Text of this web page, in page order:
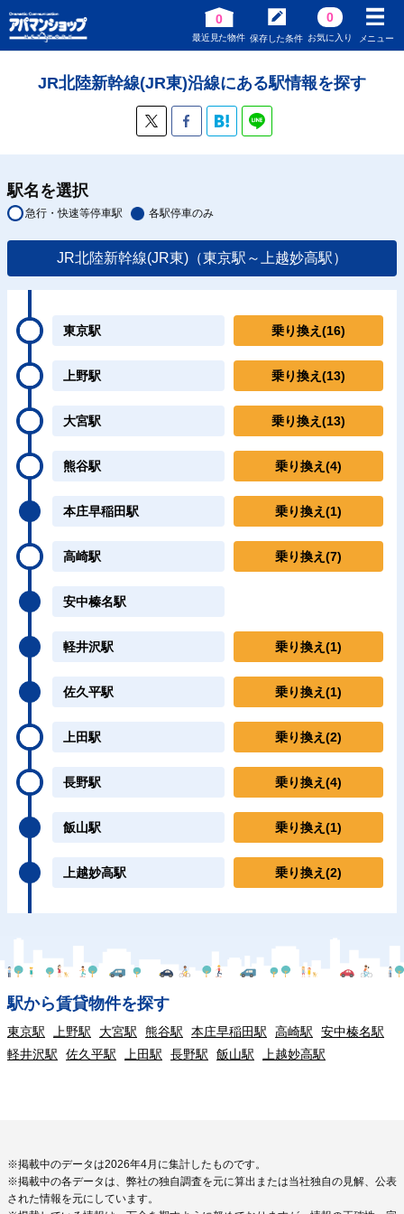
0
最近見た物件 保存した条件
0
お気に入り メニュー
JR北陸新幹線(JR東)沿線にある駅情報を探す
駅名を選択
急行・快速等停車駅 各駅停車のみ
JR北陸新幹線(JR東)（東京駅～上越妙高駅）
東京駅 乗り換え (16)
上野駅 乗り換え (13)
大宮駅 乗り換え (13)
熊谷駅 乗り換え (4)
本庄早稲田駅 乗り換え (1)
高崎駅 乗り換え (7)
安中榛名駅
軽井沢駅 乗り換え (1)
佐久平駅 乗り換え (1)
上田駅 乗り換え (2)
長野駅 乗り換え (4)
飯山駅 乗り換え (1)
上越妙高駅 乗り換え (2)
駅から賃貸物件を探す
東京駅 上野駅 大宮駅 熊谷駅 本庄早稲田駅 高崎駅
安中榛名駅
軽井沢駅
佐久平駅 上田駅 長野駅 飯山駅 上越妙高駅
※掲載中のデータは2026年4月に集計したものです。
※掲載中の各データは、弊社の独自調査を元に算出または当社独自の見解、公表
された情報を元にしています。